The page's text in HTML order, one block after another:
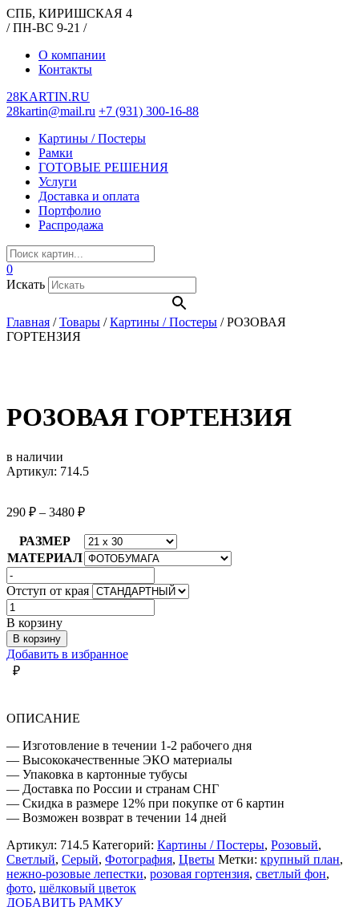
СПБ, КИРИШСКАЯ 4
/ ПН-ВС 9-21 /
О компании
Контакты
28KARTIN.RU
28kartin@mail.ru +7 (931) 300-16-88
Картины / Постеры
Рамки
ГОТОВЫЕ РЕШЕНИЯ
Услуги
Доставка и оплата
Портфолио
Распродажа
0
Искать
Главная /Товары /Картины / Постеры /РОЗОВАЯ
ГОРТЕНЗИЯ
РОЗОВАЯ ГОРТЕНЗИЯ
в наличии
Артикул: 714.5
290 ₽ – 3480 ₽
РАЗМЕР
МАТЕРИАЛ
Отступ от края
Количество
товара
РОЗОВАЯ
ГОРТЕНЗИЯ
В корзину
В корзину
Добавить в избранное
₽
ОПИСАНИЕ
— Изготовление в течении 1-2 рабочего дня
— Высококачественные ЭКО материалы
— Упаковка в картонные тубусы
— Доставка по России и странам СНГ
— Скидка в размере 12% при покупке от 6 картин
— Возможен возврат в течении 14 дней
Артикул: 714.5 Категорий: Картины / Постеры, Розовый,
Светлый, Серый, Фотография, Цветы Метки: крупный план,
нежно-розовые лепестки, розовая гортензия, светлый фон,
фото, шёлковый цветок
ДОБАВИТЬ РАМКУ